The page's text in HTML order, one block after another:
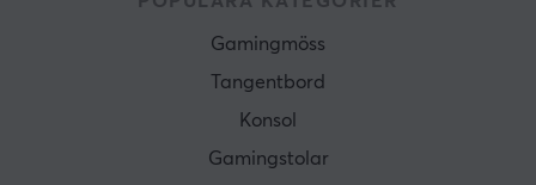
Gamingmöss
Tangentbord
Konsol
Gamingstolar